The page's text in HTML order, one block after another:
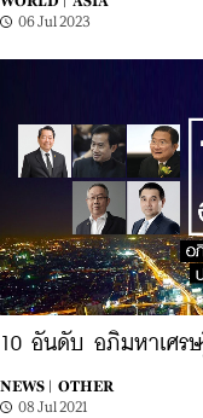
06 Jul 2023
10 อันดับ อภิมหาเศร
NEWS |
OTHER
08 Jul 2021